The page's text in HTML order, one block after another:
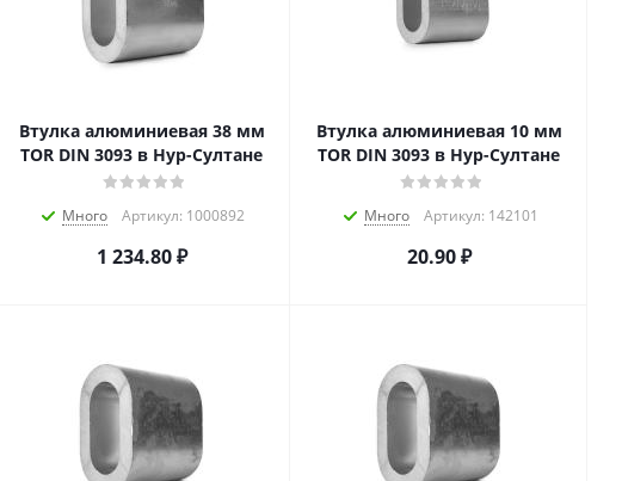
Втулка алюминиевая 38 мм
TOR DIN 3093 в Нур-Султане
Много Артикул: 1000892
1 234.80₽
Втулка алюминиевая 10 мм
TOR DIN 3093 в Нур-Султане
Много Артикул: 142101
20.90₽